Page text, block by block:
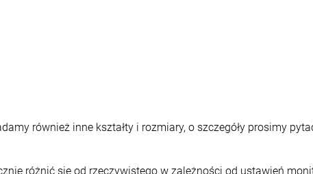
również inne kształty i rozmiary, o szczegóły prosimy
różnić się od rzeczywistego w zależności od ustawień